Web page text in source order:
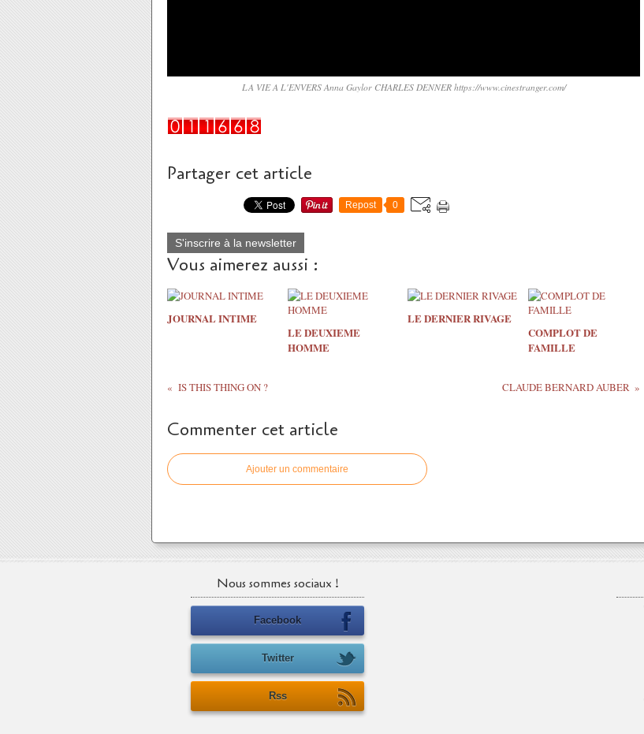
LA VIE A L'ENVERS Anna Gaylor CHARLES DENNER https://www.cinestranger.com/
Partager cet article
Repost 0
S'inscrire à la newsletter
Vous aimerez aussi :
JOURNAL INTIME
LE DEUXIEME
HOMME
LE DERNIER RIVAGE
COMPLOT DE
FAMILLE
IS THIS THING ON ? CLAUDE BERNARD AUBER
Commenter cet article
Ajouter un commentaire
Nous sommes sociaux !
Facebook
Twitter
Rss